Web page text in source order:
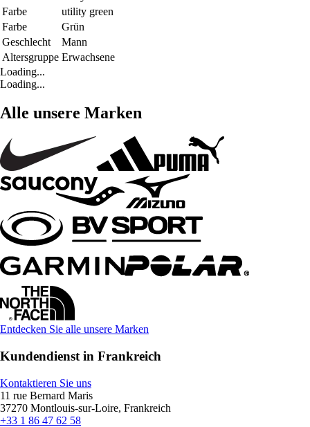
Farbe
utility green
Farbe
Grün
Geschlecht
Mann
Altersgruppe Erwachsene
Loading...
Loading...
Alle unsere Marken
Entdecken Sie alle unsere Marken
Kundendienst in Frankreich
Kontaktieren Sie uns
11 rue Bernard Maris
37270 Montlouis-sur-Loire, Frankreich
+33 1 86 47 62 58